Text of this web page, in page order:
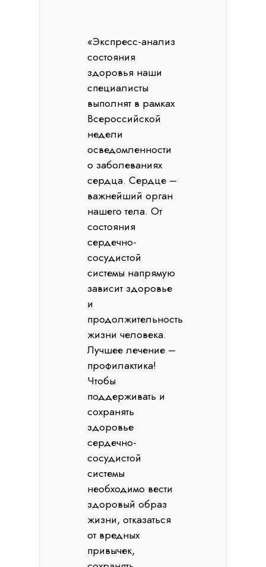
«Экспресс-анализ
состояния
здоровья наши
специалисты
выполнят в рамках
Всероссийской
недели
осведомленности
о заболеваниях
сердца. Сердце –
важнейший орган
нашего тела. От
состояния
сердечно-
сосудистой
системы напрямую
зависит здоровье
и
продолжительность
жизни человека.
Лучшее лечение –
профилактика!
Чтобы
поддерживать и
сохранять
здоровье
сердечно-
сосудистой
системы
необходимо вести
здоровый образ
жизни, отказаться
от вредных
привычек,